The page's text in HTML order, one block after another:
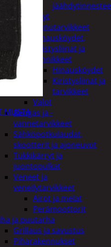
Öljyt
Perävaunutarvikkeet
Hinausköydet,
kiristysliinat ja
kiinnikkeet
Hinausköydet
Kiristysliinat ja
tarvikkeet
Valot
Rengas ja -
vannetarvikkeet
Sähköpotkulaudat,
skootterit ja ajoneuvot
Tukkikärryt ja
juontopulkat
Veneet ja
veneilytarvikkeet
Airot ja melat
Perämoottorit
ja puutarha
Grillaus ja savustus
Piharakennukset
MUSTA